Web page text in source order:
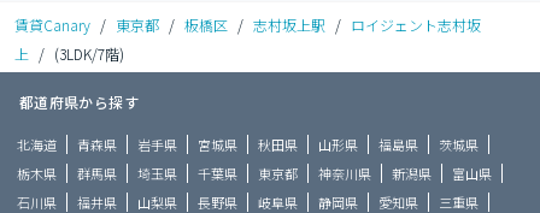
賃貸Canary / 東京都 / 板橋区 / 志村坂上駅 / ロイジェント志村坂
上 / (3LDK/7階)
都道府県から探す
北海道 青森県 岩手県 宮城県 秋田県 山形県 福島県
茨城県
栃木県
群馬県 埼玉県 千葉県 東京都 神奈川県 新潟県
富山県
石川県
福井県 山梨県 長野県 岐阜県 静岡県 愛知県
三重県